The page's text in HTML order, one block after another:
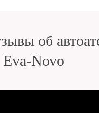
об
Eva-Novo